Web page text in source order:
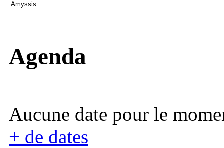
Agenda
Aucune date pour le
+ de dates